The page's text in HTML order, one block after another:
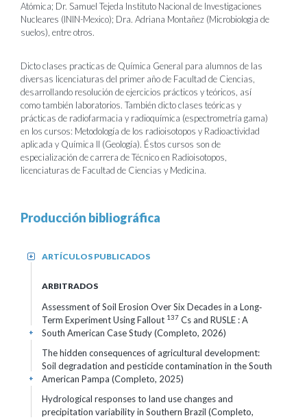
Atómica; Dr. Samuel Tejeda Instituto Nacional de Investigaciones
Nucleares (ININ-Mexico); Dra. Adriana Montañez (Microbiologia de
suelos), entre otros.
Dicto clases practicas de Química General para alumnos de las
diversas licenciaturas del primer año de Facultad de Ciencias,
desarrollando resolución de ejercicios prácticos y teóricos, así
como también laboratorios. También dicto clases teóricas y
prácticas de radiofarmacia y radioquímica (espectrometría gama)
en los cursos: Metodología de los radioisotopos y Radioactividad
aplicada y Química II (Geología). Éstos cursos son de
especialización de carrera de Técnico en Radioisotopos,
licenciaturas de Facultad de Ciencias y Medicina.
Producción bibliográfica
ARTÍCULOS PUBLICADOS
+
ARBITRADOS
Assessment of Soil Erosion Over Six Decades in a Long‐
Term Experiment Using Fallout 137 Csand RUSLE : A
South American Case Study (Completo, 2026)
+
The hidden consequences of agricultural development:
Soil degradation and pesticide contamination in the South
American Pampa (Completo, 2025)
+
Hydrological responses to land use changes and
precipitation variability in Southern Brazil (Completo,